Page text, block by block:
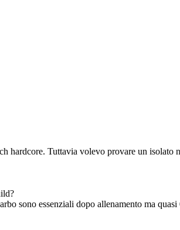
hardcore. Tuttavia volevo provare un isolato
sono essenziali dopo allenamento ma